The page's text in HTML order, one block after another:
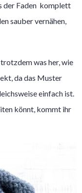
der Faden komplett
sauber vernähen,
was her, wie
da das Muster
einfach ist.
könnt, kommt ihr